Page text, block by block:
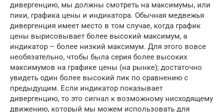
дивергенцию, мы должны смотреть на максимумы, или
пики, графика цены и индикатора. Обычная медвежья
дивергенция имеет место в том случае, когда график
цены вырисовывает более высокий максимум, а
индикатор – более низкий максимум. Для этого вовсе
необязательно, чтобы была серия более высоких
максимумов на графике цены (на рынке); достаточно
увидеть один более высокий пик по сравнению с
предыдущим. Если индикатор показывает
дивергенцию, то это сигнал к возможному нисходящему
движению, который мы можем использовать для